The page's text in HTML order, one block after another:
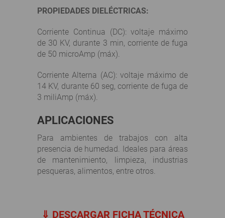
PROPIEDADES DIELÉCTRICAS:
Corriente Continua (DC): voltaje máximo
de 30 KV, durante 3 min, corriente de fuga
de 50 microAmp (máx).
Corriente Alterna (AC): voltaje máximo de
14 KV, durante 60 seg, corriente de fuga de
3 miliAmp (máx).
APLICACIONES
Para ambientes de trabajos con alta
presencia de humedad. Ideales para áreas
de mantenimiento, limpieza, industrias
pesqueras, alimentos, entre otros.
⇓ DESCARGAR FICHA TÉCNICA